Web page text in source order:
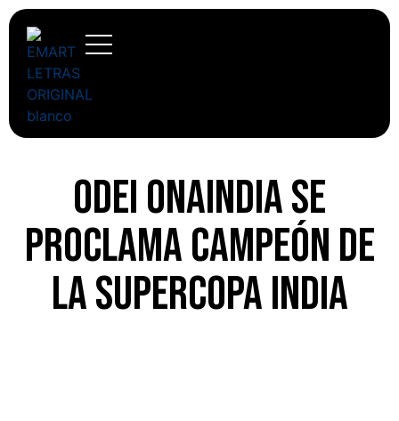
Odei Onaindia se
proclama campeón de
la Supercopa india